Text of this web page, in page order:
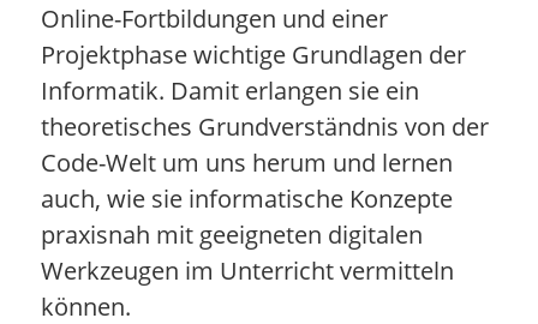
Online-Fortbildungen und einer
Projektphase wichtige Grundlagen der
Informatik. Damit erlangen sie ein
theoretisches Grundverständnis von der
Code-Welt um uns herum und lernen
auch, wie sie informatische Konzepte
praxisnah mit geeigneten digitalen
Werkzeugen im Unterricht vermitteln
können.